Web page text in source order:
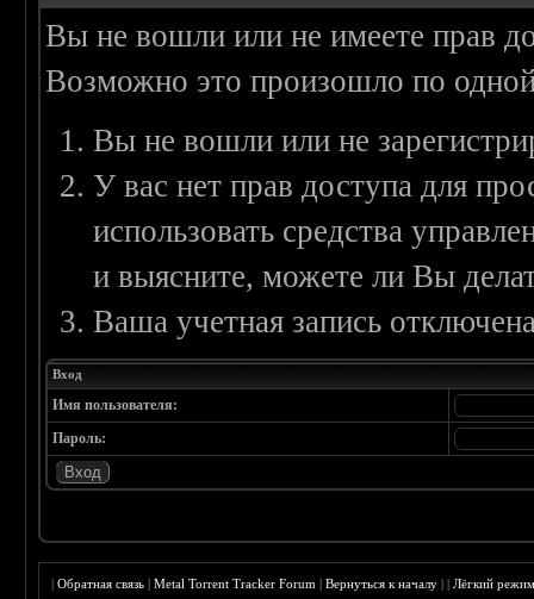
Вы не вошли или не имеете прав
Возможно это произошло по
Вы не вошли или не
У вас нет прав доступа для
использовать средства
и выясните, можете ли Вы
Ваша учетная запись
Вход
Имя пользователя:
Пароль:
|Обратная связь |Metal Torrent Tracker Forum |Вернуться к началу ||Лёгкий